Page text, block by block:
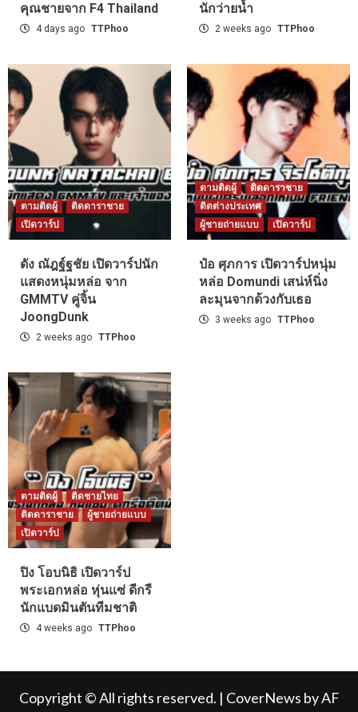
คุณชายจาก F4 Thailand
4 days ago TTPhoo
นักว่ายน้ำ
2 weeks ago TTPhoo
ตามติดผู้
ติดดาราชาย
เปิดวาร์ป
ดัง ณัฎฐ์ฐชัย เปิดวาร์ปนัก
แสดงหนุ่มหล่อ จาก
GMMTV คู่จิ้น
JoongDunk
2 weeks ago TTPhoo
ตามติดผู้
ติดดาราชาย
ติดต่างประเทศ
ผู้ชายถ่ายแบบ
เปิดวาร์ป
ป๋อ ศุภการ เปิดวาร์ปหนุ่ม
หล่อ Domundi เสน่ห์นิ่ง
ละมุนจากด้วงกับเธอ
3 weeks ago TTPhoo
ตามติดผู้
ติดชายไทย
ติดดาราชาย
ผู้ชายถ่ายแบบ
เปิดวาร์ป
ปิง โอบนิธิ เปิดวาร์ป
พระเอกหล่อ หุ่นแซ่ ดีกรี
นักแบดมินตันทีมชาติ
4 weeks ago TTPhoo
Copyright © All rights reserved. | CoverNews by AF